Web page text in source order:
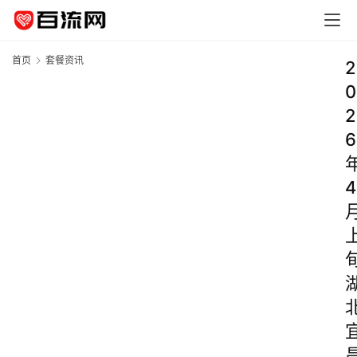
首页 套餐资讯
2
0
2
6
4